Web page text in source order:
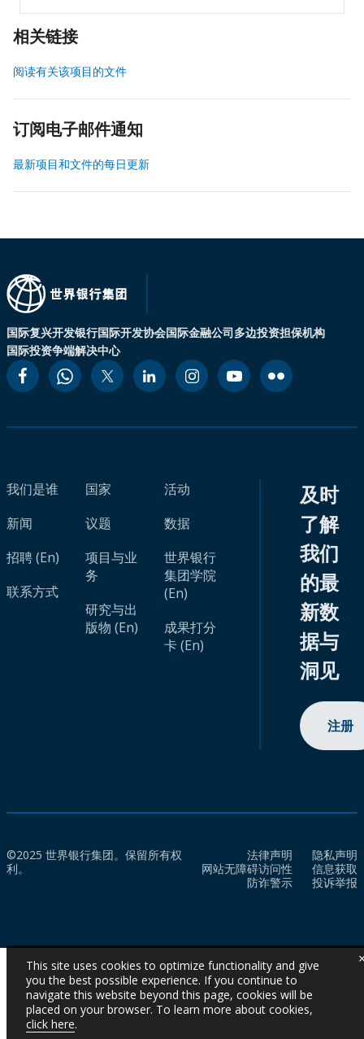
相关链接
阅读有关该项目的文件
订阅电子邮件通知
最新项目和文件的每日更新
国际复兴开发银行国际开发协会国际金融公司多边投资担保机构
国际投资争端解决中心
我们是谁
新闻
招聘 (En)
联系方式
国家
议题
项目与业
务
研究与出
版物 (En)
活动
数据
世界银行
集团学院
(En)
成果打分
卡 (En)
及时
了解
我们
的最
新数
据与
洞见
注册
©2025 世界银行集团。保留所有权
利。
法律声明
隐私声明
网站无障碍访问性
信息获取
防诈警示
投诉举报
This site uses cookies to optimize functionality and give
you the best possible experience. If you continue to
navigate this website beyond this page, cookies will be
placed on your browser. To learn more about cookies,
click here.